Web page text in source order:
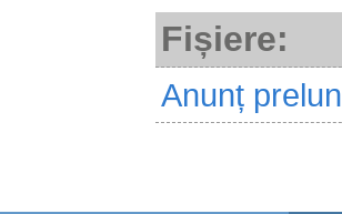
Fișiere:
Anunț